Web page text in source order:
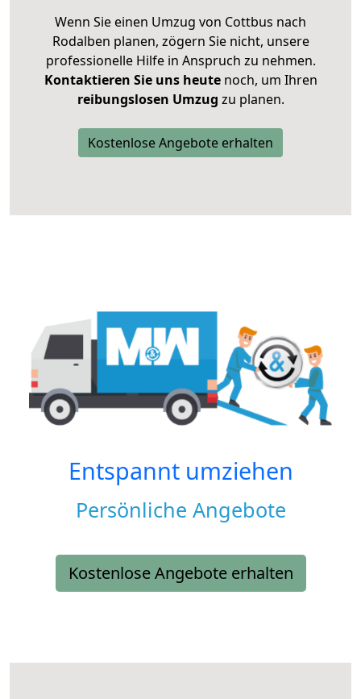
Wenn Sie einen Umzug von Cottbus nach
Rodalben planen, zögern Sie nicht, unsere
professionelle Hilfe in Anspruch zu nehmen.
Kontaktieren Sie uns heutenoch, um Ihren
reibungslosen Umzug zu planen.
Kostenlose Angebote erhalten
Entspannt umziehen
Persönliche Angebote
Kostenlose Angebote erhalten